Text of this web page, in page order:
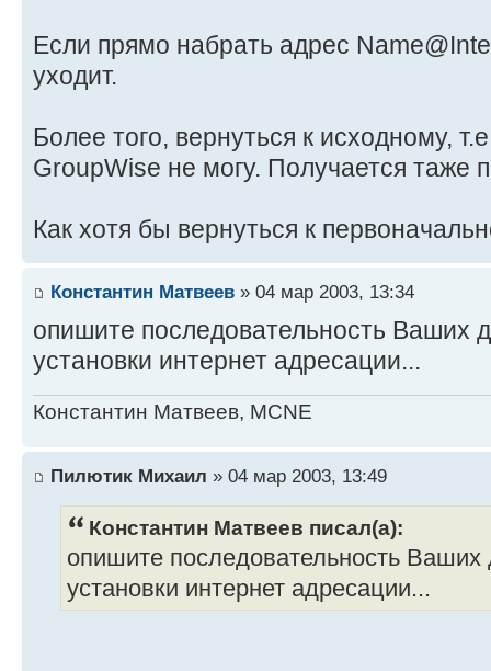
Если прямо набрать адрес
уходит.
Более того, вернуться к исходному,
GroupWise не могу. Получается таже
Как хотя бы вернуться к
Константин Матвеев » 04 мар 2003, 13:34
опишите последовательность Ваших
установки интернет адресации...
Константин Матвеев, MCNE
Пилютик Михаил » 04 мар 2003, 13:49
Константин Матвеев писал(а):
опишите последовательность Ваших
установки интернет адресации...